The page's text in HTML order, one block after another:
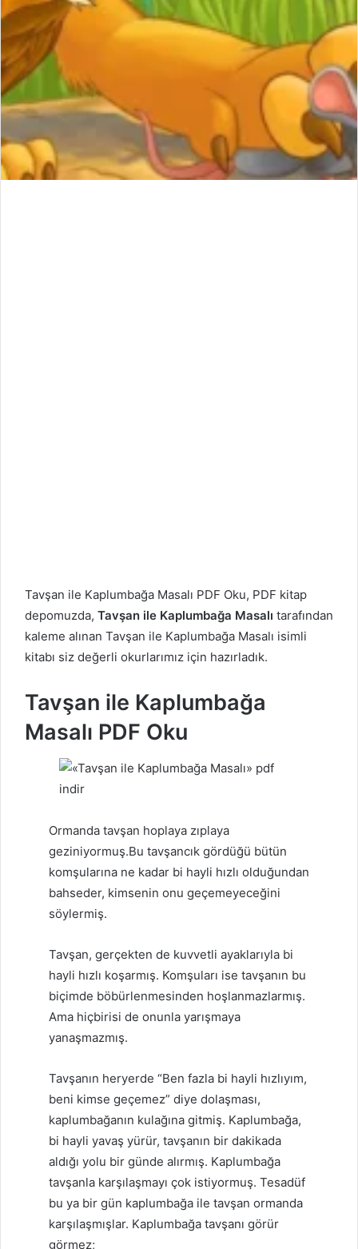
Tavşan ile Kaplumbağa Masalı PDF Oku, PDF kitap
depomuzda, Tavşan ile Kaplumbağa Masalı tarafından
kaleme alınan Tavşan ile Kaplumbağa Masalı isimli
kitabı siz değerli okurlarımız için hazırladık.
Tavşan ile Kaplumbağa
Masalı PDF Oku
Ormanda tavşan hoplaya zıplaya
geziniyormuş.Bu tavşancık gördüğü bütün
komşularına ne kadar bi hayli hızlı olduğundan
bahseder, kimsenin onu geçemeyeceğini
söylermiş.
Tavşan, gerçekten de kuvvetli ayaklarıyla bi
hayli hızlı koşarmış. Komşuları ise tavşanın bu
biçimde böbürlenmesinden hoşlanmazlarmış.
Ama hiçbirisi de onunla yarışmaya
yanaşmazmış.
Tavşanın heryerde “Ben fazla bi hayli hızlıyım,
beni kimse geçemez” diye dolaşması,
kaplumbağanın kulağına gitmiş. Kaplumbağa,
bi hayli yavaş yürür, tavşanın bir dakikada
aldığı yolu bir günde alırmış. Kaplumbağa
tavşanla karşılaşmayı çok istiyormuş. Tesadüf
bu ya bir gün kaplumbağa ile tavşan ormanda
karşılaşmışlar. Kaplumbağa tavşanı görür
görmez;